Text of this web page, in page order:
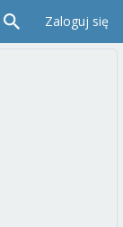
Zaloguj się